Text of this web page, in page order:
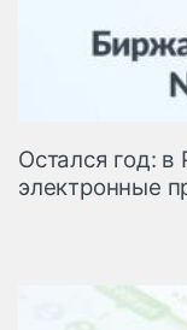
Остался год: в
электронные